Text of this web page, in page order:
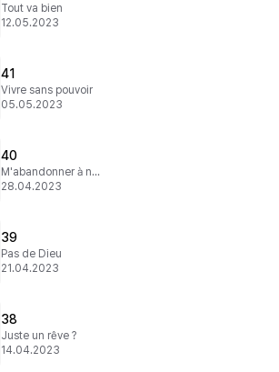
Tout va bien
12.05.2023
41
Vivre sans pouvoir
05.05.2023
40
M'abandonner à nouveau ?
28.04.2023
39
Pas de Dieu
21.04.2023
38
Juste un rêve ?
14.04.2023